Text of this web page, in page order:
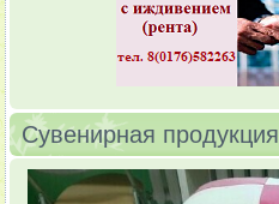
Сувенирная продукция